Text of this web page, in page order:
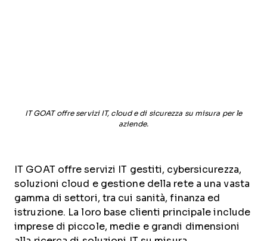
IT GOAT offre servizi IT, cloud e di sicurezza su misura per le
aziende.
IT GOAT offre servizi IT gestiti, cybersicurezza,
soluzioni cloud e gestione della rete a una vasta
gamma di settori, tra cui sanità, finanza ed
istruzione. La loro base clienti principale include
imprese di piccole, medie e grandi dimensioni